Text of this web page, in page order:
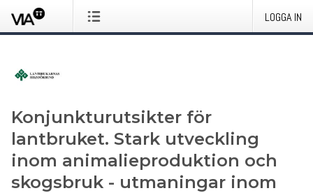
LOGGA IN
Konjunkturutsikter för
lantbruket. Stark utveckling
inom animalieproduktion och
skogsbruk - utmaningar inom